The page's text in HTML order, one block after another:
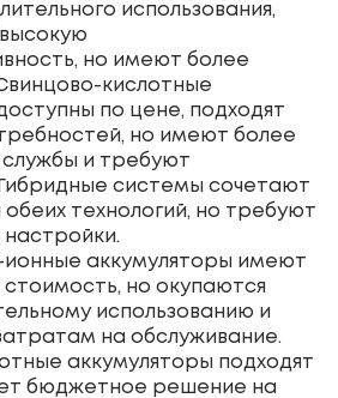
использования,
но имеют более
кислотные
по цене, подходят
но имеют более
и требуют
системы сочетают
технологий, но требуют
аккумуляторы имеют
но окупаются
использованию и
на обслуживание.
аккумуляторы подходят
бюджетное решение на